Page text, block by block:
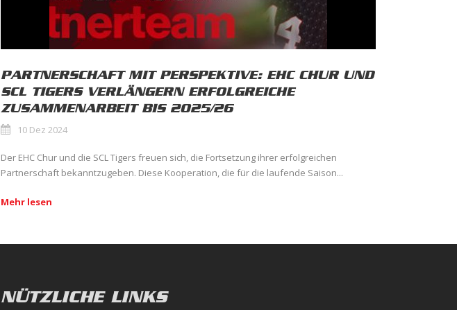
PARTNERSCHAFT MIT PERSPEKTIVE: EHC CHUR UND
SCL TIGERS VERLÄNGERN ERFOLGREICHE
ZUSAMMENARBEIT BIS 2025/26
10 Dez 2024
Der EHC Chur und die SCL Tigers freuen sich, die Fortsetzung ihrer erfolgreichen
Partnerschaft bekanntzugeben. Diese Kooperation, die für die laufende Saison...
Mehr lesen
NÜTZLICHE LINKS